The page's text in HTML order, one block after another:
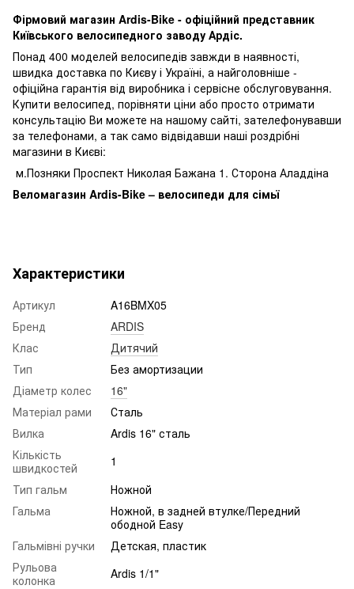
Фірмовий магазин Ardis-Bike - офіційний представник
Київського велосипедного заводу Ардіс.
Понад 400 моделей велосипедів завжди в наявності,
швидка доставка по Києву і Україні, а найголовніше -
офіційна гарантія від виробника і сервісне обслуговування.
Купити велосипед, порівняти ціни або просто отримати
консультацію Ви можете на нашому сайті, зателефонувавши
за телефонами, а так само відвідавши наші роздрібні
магазини в Києві:
м.Позняки Проспект Николая Бажана 1. Сторона Аладдіна
Веломагазин Ardis-Bike – велосипеди для сімьї
Характеристики
Артикул
A16BMX05
Бренд
ARDIS
Клас
Дитячий
Тип
Без амортизации
Діаметр колес
16"
Матеріал рами
Сталь
Вилка
Ardis 16" сталь
Кількість
швидкостей
1
Тип гальм
Ножной
Гальма
Ножной, в задней втулке/Передний
ободной Easy
Гальмівні ручки
Детская, пластик
Рульова
колонка
Ardis 1/1"